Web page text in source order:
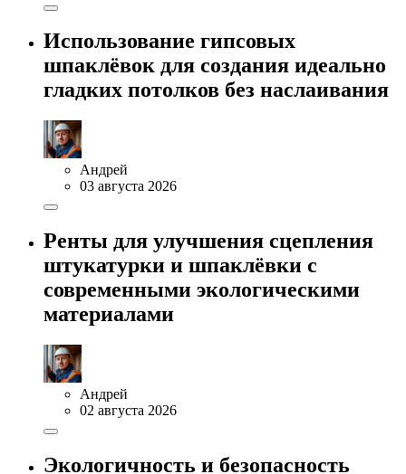
Использование гипсовых
шпаклёвок для создания идеально
гладких потолков без наслаивания
Андрей
03 августа 2026
Ренты для улучшения сцепления
штукатурки и шпаклёвки с
современными экологическими
материалами
Андрей
02 августа 2026
Экологичность и безопасность